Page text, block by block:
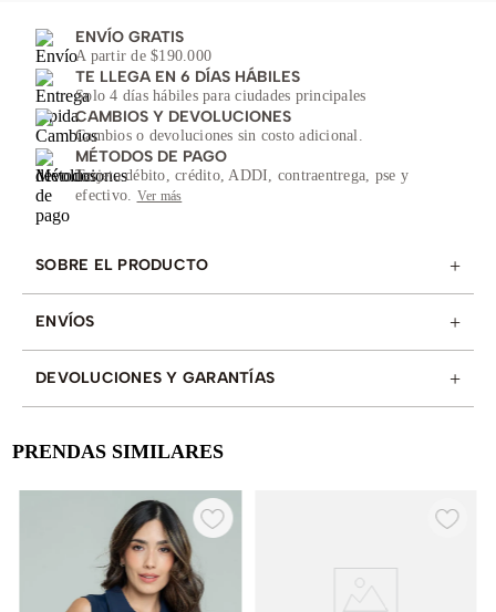
ENVÍO GRATIS
A partir de $190.000
TE LLEGA EN 6 DÍAS HÁBILES
Solo 4 días hábiles para ciudades principales
CAMBIOS Y DEVOLUCIONES
Cambios o devoluciones sin costo adicional.
MÉTODOS DE PAGO
Tarjeta débito, crédito, ADDI, contraentrega, pse y
efectivo. Ver más
SOBRE EL PRODUCTO +
ENVÍOS +
DEVOLUCIONES Y GARANTÍAS +
PRENDAS SIMILARES